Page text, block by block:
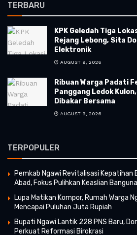
TERBARU
KPK Geledah Tiga
Rejang Lebong, Sita
Elektronik
AUGUST 9, 2026
Ribuan Warga Padati
Panggang Ledok
Dibakar Bersama
AUGUST 9, 2026
TERPOPULER
Pemkab Ngawi Revitalisasi Kepatihan
Abad, Fokus Pulihkan Keaslian
Lupa Matikan Kompor, Rumah Warga
Mencapai Puluhan Juta Rupiah
Bupati Ngawi Lantik 228 PNS Baru,
Perkuat Reformasi Birokrasi